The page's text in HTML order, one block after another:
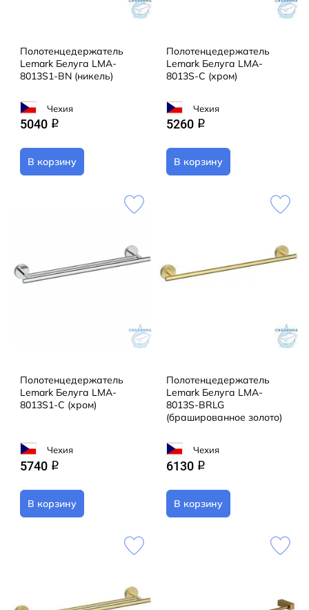
Полотенцедержатель
Lemark Белуга LMA-
8013S1-BN (никель)
Чехия
5040 q
В корзину
Полотенцедержатель
Lemark Белуга LMA-
8013S-C (хром)
Чехия
5260 q
В корзину
Полотенцедержатель
Lemark Белуга LMA-
8013S1-C (хром)
Чехия
5740 q
В корзину
Полотенцедержатель
Lemark Белуга LMA-
8013S-BRLG
(брашированное золото)
Чехия
6130 q
В корзину